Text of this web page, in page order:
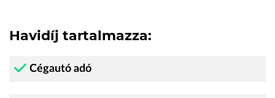
Havidíj tartalmazza:
Cégautó adó